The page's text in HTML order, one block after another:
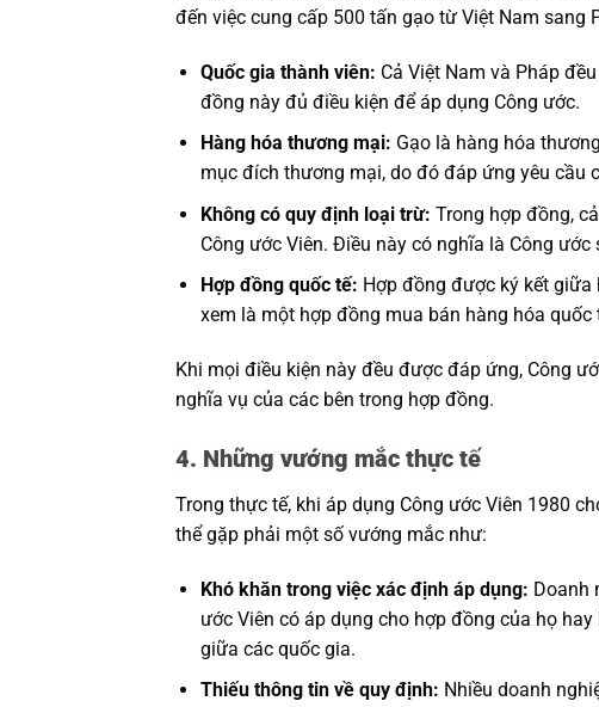
đến việc cung cấp 500 tấn gạo từ Việt Nam sang
Quốc gia thành viên: Cả Việt Nam và Pháp
đồng này đủ điều kiện để áp dụng Công ước.
Hàng hóa thương mại: Gạo là hàng hóa
mục đích thương mại, do đó đáp ứng yêu cầu
Không có quy định loại trừ: Trong hợp đồng,
Công ước Viên. Điều này có nghĩa là Công
Hợp đồng quốc tế: Hợp đồng được ký kết
xem là một hợp đồng mua bán hàng hóa quốc
Khi mọi điều kiện này đều được đáp ứng, Công
nghĩa vụ của các bên trong hợp đồng.
4. Những vướng mắc thực tế
Trong thực tế, khi áp dụng Công ước Viên 1980
thể gặp phải một số vướng mắc như:
Khó khăn trong việc xác định áp dụng: Doanh
ước Viên có áp dụng cho hợp đồng của họ
giữa các quốc gia.
Thiếu thông tin về quy định: Nhiều doanh